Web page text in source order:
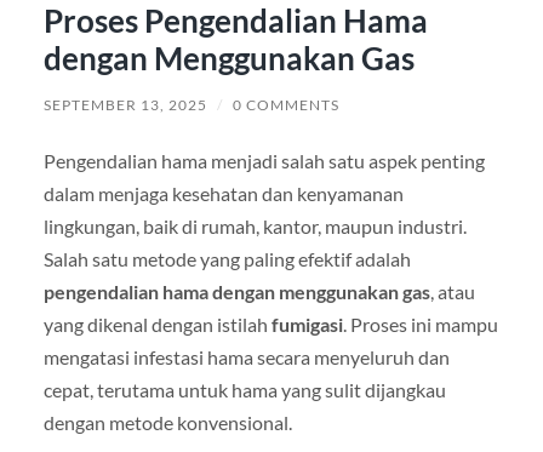
Proses Pengendalian Hama
dengan Menggunakan Gas
SEPTEMBER 13, 2025 / 0 COMMENTS
Pengendalian hama menjadi salah satu aspek penting
dalam menjaga kesehatan dan kenyamanan
lingkungan, baik di rumah, kantor, maupun industri.
Salah satu metode yang paling efektif adalah
pengendalian hama dengan menggunakan gas, atau
yang dikenal dengan istilah fumigasi. Proses ini mampu
mengatasi infestasi hama secara menyeluruh dan
cepat, terutama untuk hama yang sulit dijangkau
dengan metode konvensional.